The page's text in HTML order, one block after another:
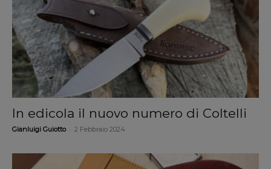
In edicola il nuovo numero di Coltelli
Gianluigi Guiotto 2 Febbraio 2024